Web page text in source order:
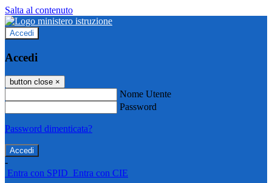
Salta al contenuto
Accedi
Accedi
button close ×
Nome Utente
Password
Password dimenticata?
-
Entra con SPID Entra con CIE